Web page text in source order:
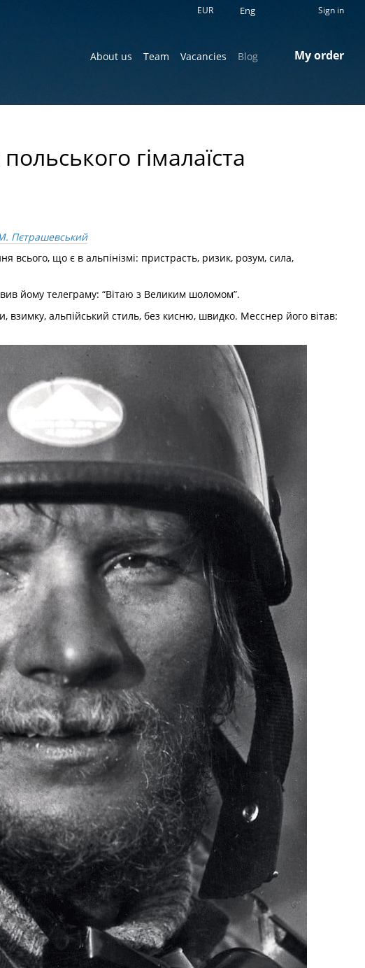
EUR Eng Sign in
About us Team Vacancies Blog My order
гімалаїста
М. Пєтрашевський
всього, що є в альпінізмі: пристрасть, ризик, розум, сила,
йому телеграму: “Вітаю з Великим шоломом”.
альпійський стиль, без кисню, швидко. Месснер його вітав: